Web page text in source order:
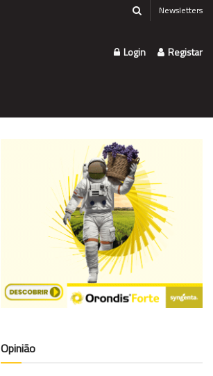
Newsletters
Login Registar
Opinião